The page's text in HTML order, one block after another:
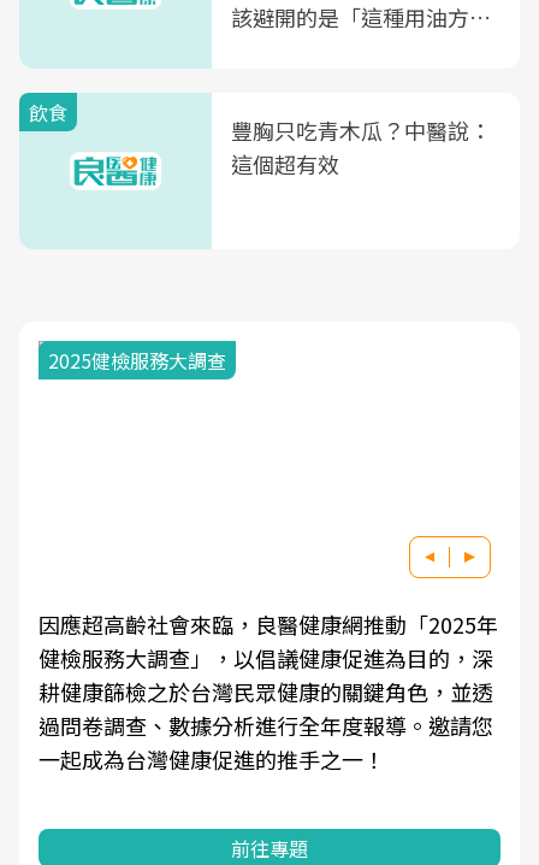
該避開的是「這種用油方
飲食
豐胸只吃青木瓜？中醫說：
這個超有效
2025健檢服務大調查
因應超高齡社會來臨，良醫健康網推動「2025年
健檢服務大調查」，以倡議健康促進為目的，深
耕健康篩檢之於台灣民眾健康的關鍵角色，並透
過問卷調查、數據分析進行全年度報導。邀請您
一起成為台灣健康促進的推手之一！
前往專題